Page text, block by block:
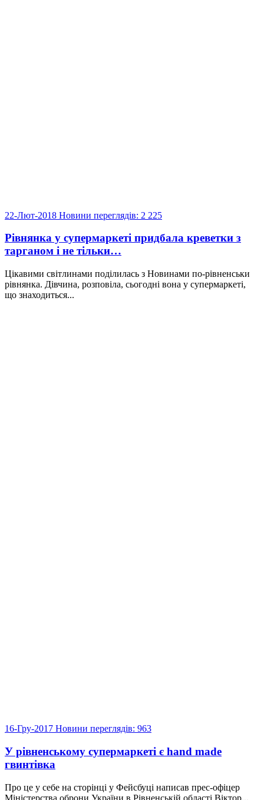
22-Лют-2018 Новини переглядів: 2 225
Рівнянка у супермаркеті придбала креветки з
тарганом і не тільки…
Цікавими світлинами поділилась з Новинами по-рівненськи
рівнянка. Дівчина, розповіла, сьогодні вона у супермаркеті,
що знаходиться...
16-Гру-2017 Новини переглядів: 963
У рівненському супермаркеті є hand made
гвинтівка
Про це у себе на сторінці у Фейсбуці написав прес-офіцер
Міністерства оброни України в Рівненській області Віктор...